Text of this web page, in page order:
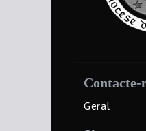
Contacte-
Geral